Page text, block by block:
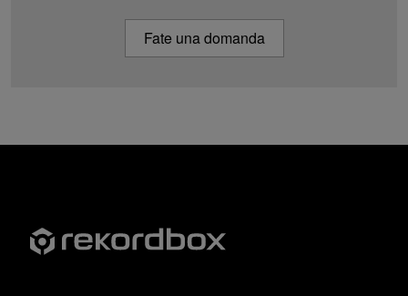
Fate una domanda